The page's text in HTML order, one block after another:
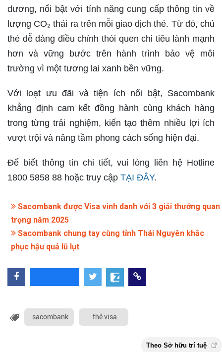
dương, nổi bật với tính năng cung cấp thông tin về
lượng CO₂ thải ra trên mỗi giao dịch thẻ. Từ đó, chủ
thẻ dễ dàng điều chỉnh thói quen chi tiêu lành mạnh
hơn và vững bước trên hành trình bảo vệ môi
trường vì một tương lai xanh bền vững.
Với loạt ưu đãi và tiện ích nổi bật, Sacombank
khẳng định cam kết đồng hành cùng khách hàng
trong từng trải nghiệm, kiến tạo thêm nhiều lợi ích
vượt trội và nâng tầm phong cách sống hiện đại.
Để biết thông tin chi tiết, vui lòng liên hệ Hotline
1800 5858 88 hoặc truy cập TẠI ĐÂY.
Sacombank được Visa vinh danh với 3 giải thưởng quan
trọng năm 2025
Sacombank chung tay cùng tỉnh Thái Nguyên khắc
phục hậu quả lũ lụt
sacombank thẻ visa